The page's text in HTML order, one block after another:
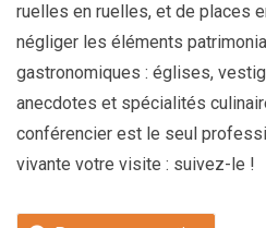
ruelles en ruelles, et de places
négliger les éléments
gastronomiques : églises,
anecdotes et spécialités
conférencier est le seul
vivante votre visite : suivez-le !